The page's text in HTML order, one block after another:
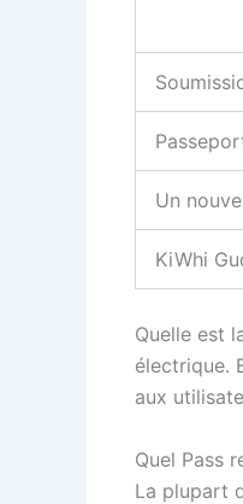
Un
KiWhi
Quelle est
électrique.
aux
Quel Pass
La plupart